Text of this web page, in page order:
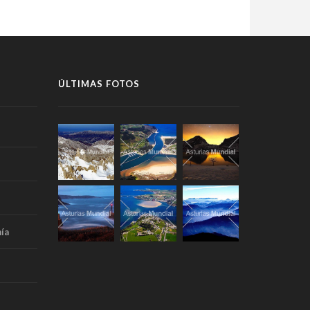
ÚLTIMAS FOTOS